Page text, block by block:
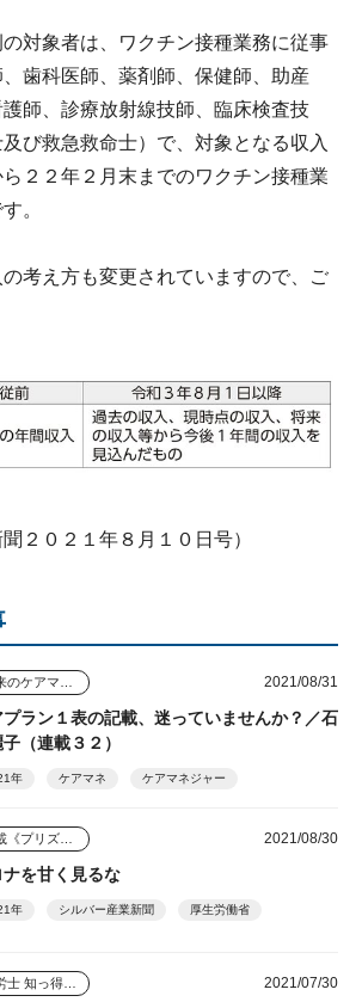
対象者は、ワクチン接種業務に従事
歯科医師、薬剤師、保健師、助産
師、診療放射線技師、臨床検査技
び救急救命士）で、対象となる収入
２２年２月末までのワクチン接種業
。
考え方も変更されていますので、ご
２０２１年８月１０日号）
2021/08/31
プラン１表の記載、迷っていませんか？／石
（連載３２）
年 ケアマネ ケアマネジャー
2021/08/30
ナを甘く見るな
年 シルバー産業新聞 厚生労働省
2021/07/30